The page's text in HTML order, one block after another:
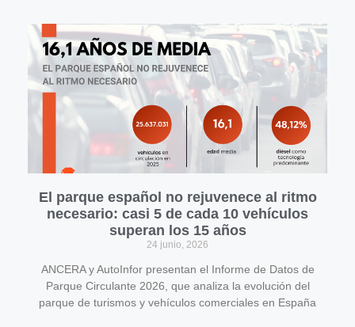
El parque español no rejuvenece al ritmo
necesario: casi 5 de cada 10 vehículos
superan los 15 años
24 junio, 2026
ANCERA y AutoInfor presentan el Informe de Datos de
Parque Circulante 2026, que analiza la evolución del
parque de turismos y vehículos comerciales en España